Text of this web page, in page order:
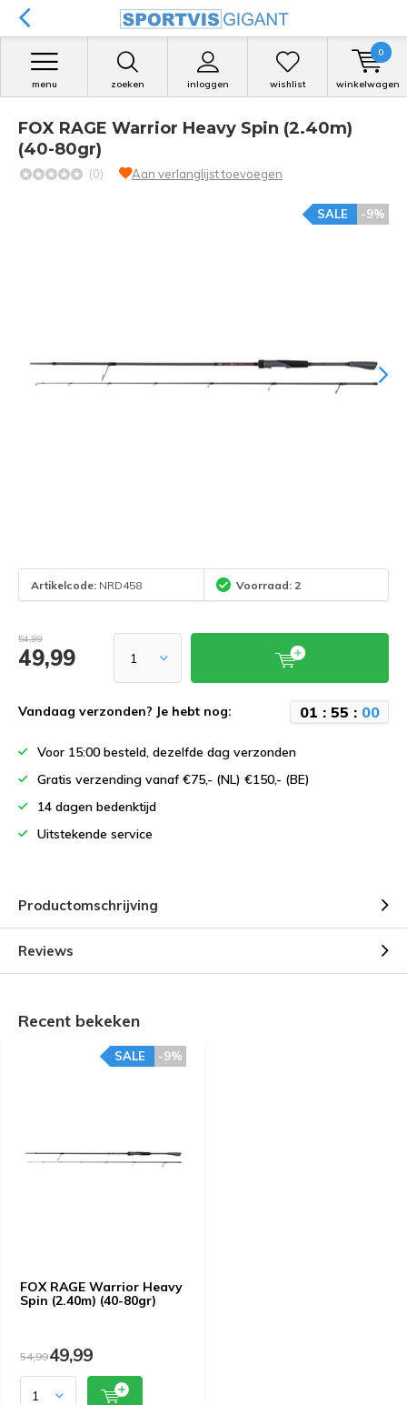
zoeken inloggen
menu wishlist winkelwagen
0
FOX RAGE Warrior Heavy Spin (2.40m)
(40-80gr)
(0) Aan verlanglijst toevoegen
-9%
SALE
Artikelcode: NRD458 Voorraad: 2
54,99
49,99
Vandaag verzonden? Je hebt nog: 01 : 55 : 00
Voor 15:00 besteld, dezelfde dag verzonden
Gratis verzending vanaf €75,- (NL) €150,- (BE)
14 dagen bedenktijd
Uitstekende service
Productomschrijving
Reviews
Recent bekeken
FOX RAGE Warrior Heavy
Spin (2.40m) (40-80gr)
-9%
SALE
54,9949,99